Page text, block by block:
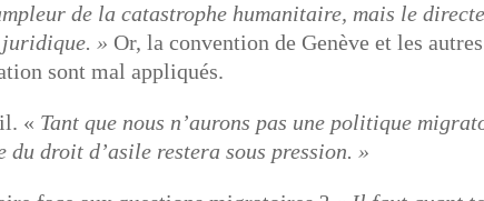
de la catastrophe humanitaire, mais le
juridique. » Or, la convention de Genève et les autres
sont mal appliqués.
« Tant que nous n’aurons pas une politique
droit d’asile restera sous pression. »